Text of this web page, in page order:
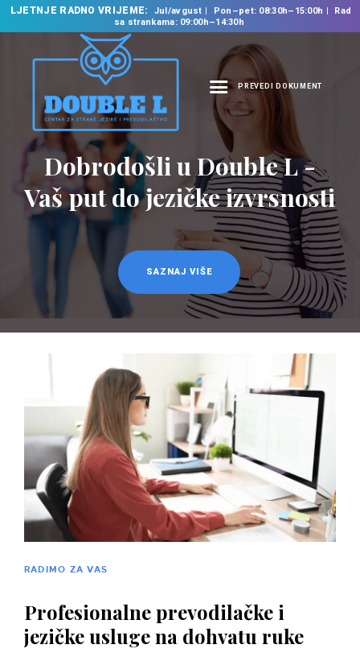
LJETNJE RADNO VRIJEME: Jul/avgust Pon–pet: 08:30h–15:00h
Rad
sa strankama: 09:00h–14:30h
PREVEDI DOKUMENT
NASLOVNA
O NAMA
NAŠE USLUGE
ŠKOLA STRANIH
JEZIKA
PREVODILAČKI BIRO
KURSEVI
NOVOSTI
KONTAKT
Prevodilačke usluge
na 35 jezika
SAZNAJ VIŠE
RADIMO ZA VAS
Profesionalne prevodilačke i
jezičke usluge na dohvatu ruke